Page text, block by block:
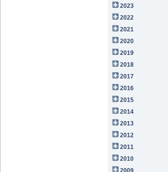
2023
2022
2021
2020
2019
2018
2017
2016
2015
2014
2013
2012
2011
2010